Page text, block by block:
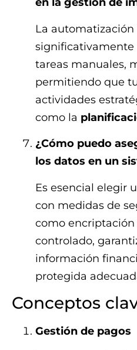
en la gestión de
La automatización
significativamente
tareas manuales,
permitiendo que
actividades
como la
¿Cómo puedo
los datos en un
Es esencial elegir
con medidas de
como encriptación
controlado,
información
protegida
Conceptos
Gestión de pagos